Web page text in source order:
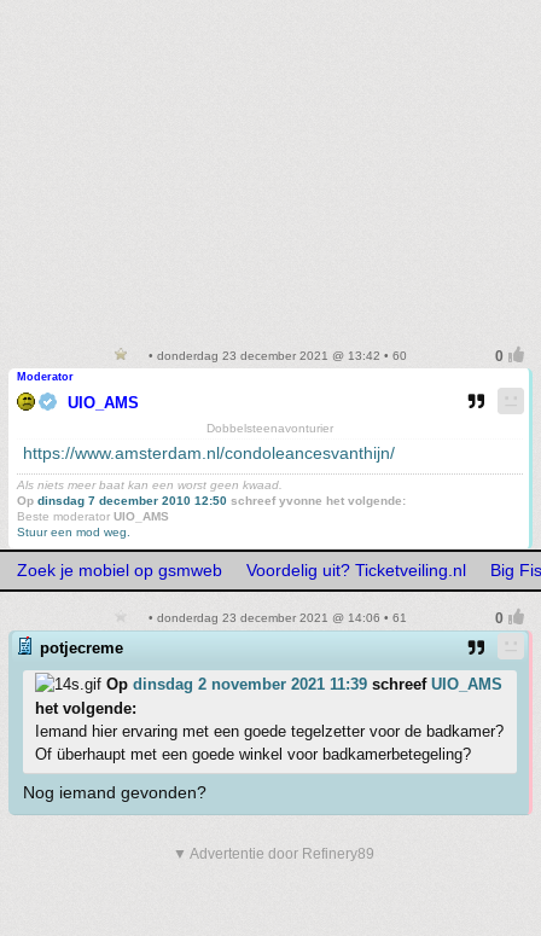
• donderdag 23 december 2021 @ 13:42 • 60
Moderator
UIO_AMS
Dobbelsteenavonturier
https://www.amsterdam.nl/condoleancesvanthijn/
Als niets meer baat kan een worst geen kwaad.
Op dinsdag 7 december 2010 12:50 schreef yvonne het volgende:
Beste moderator UIO_AMS
Stuur een mod weg.
Zoek je mobiel op gsmweb Voordelig uit? Ticketveiling.nl Big
• donderdag 23 december 2021 @ 14:06 • 61
potjecreme
Op dinsdag 2 november 2021 11:39 schreef UIO_AMS
het volgende:
Iemand hier ervaring met een goede tegelzetter voor de badkamer?
Of überhaupt met een goede winkel voor badkamerbetegeling?
Nog iemand gevonden?
▼ Advertentie door Refinery89